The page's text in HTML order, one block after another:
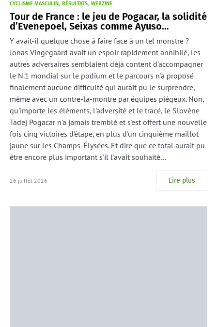
CYCLISME MASCULIN RÉSULTATS WEBZINE
Tour de France : le jeu de Pogacar, la solidité
d’Evenepoel, Seixas comme Ayuso…
Y avait-il quelque chose à faire face à un tel monstre ?
Jonas Vingegaard avait un espoir rapidement annihilé, les
autres adversaires semblaient déjà content d'accompagner
le N.1 mondial sur le podium et le parcours n'a proposé
finalement aucune difficulté qui aurait pu le surprendre,
même avec un contre-la-montre par équipes piégeux. Non,
qu'importe les éléments, l'adversité et le tracé, le Slovène
Tadej Pogacar n'a jamais tremblé et s'est offert une nouvelle
fois cinq victoires d'étape, en plus d'un cinquième maillot
jaune sur les Champs-Élysées. Et dire que ce total aurait pu
être encore plus important s'il l'avait souhaité…
26 juillet 2026 Lire plus